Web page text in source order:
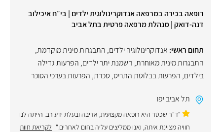
רופאה בכירה במרפאה אנדוקרינולוגית ילדים | בי״ח איכילוב
דנה-דואק | מנהלת מרפאה פרטית בתל אביב
תחום ראשי: אנדוקרינולוגיה ילדים, התבגרות מינית מוקדמת,
התבגרות מינית מאוחרת, השמנת יתר ילדים, הפרעות גדילה
בילדים, הפרעות בבלוטת התריס, סכרת, הפרעות בערכי הסוכר
תל אביב יפו
"ד"ר שכטר היא רופאה מקצועית, אדיבה ובעלת ידע רב. הייתה לנו
חוויה מצוינת איתה, ואנו ממליצים עליה בחום לאחרים." לקריאת חוות